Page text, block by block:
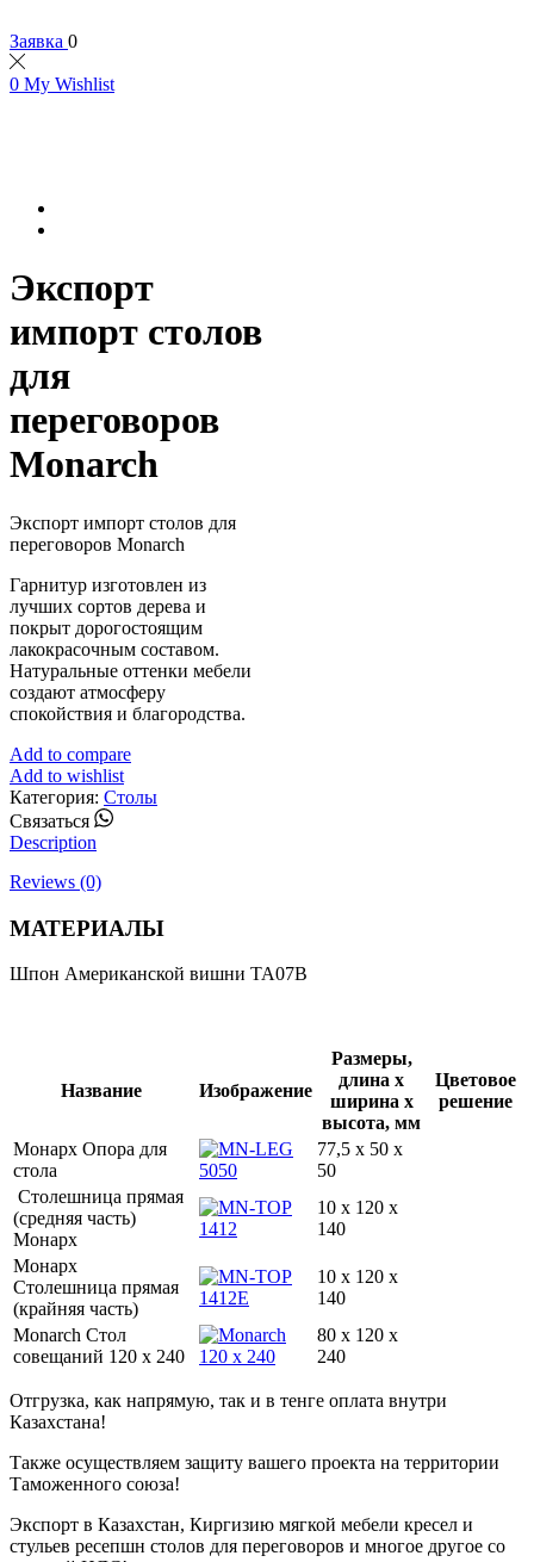
Заявка 0
0 My Wishlist
Экспорт
импорт столов
для
переговоров
Monarch
Экспорт импорт столов для
переговоров Monarch
Гарнитур изготовлен из
лучших сортов дерева и
покрыт дорогостоящим
лакокрасочным составом.
Натуральные оттенки мебели
создают атмосферу
спокойствия и благородства.
Add to compare
Add to wishlist
Категория: Столы
Связаться Whatsapp
Description
Reviews (0)
МАТЕРИАЛЫ
Шпон Американской вишни TA07B
Название Изображение
Размеры,
длина х
ширина х
высота, мм
Цветовое
решение
Монарх Опора для
стола
77,5 x 50 x
50
Столешница прямая
(средняя часть)
Монарх
10 x 120 x
140
Монарх
Столешница прямая
(крайняя часть)
10 x 120 x
140
Monarch Стол
совещаний 120 x 240
80 x 120 x
240
Отгрузка, как напрямую, так и в тенге оплата внутри
Казахстана!
Также осуществляем защиту вашего проекта на территории
Таможенного союза!
Экспорт в Казахстан, Киргизию мягкой мебели кресел и
стульев ресепшн столов для переговоров и многое другое со